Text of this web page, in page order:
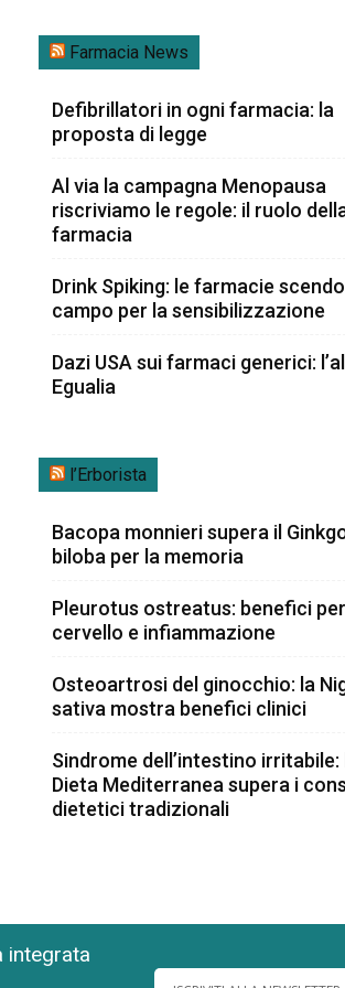
Farmacia News
Defibrillatori in ogni farmacia: la
proposta di legge
Al via la campagna Menopausa
riscriviamo le regole: il ruolo
farmacia
Drink Spiking: le farmacie
campo per la sensibilizzazione
Dazi USA sui farmaci generici:
Egualia
l’Erborista
Bacopa monnieri supera il
biloba per la memoria
Pleurotus ostreatus: benefici per
cervello e infiammazione
Osteoartrosi del ginocchio: la
sativa mostra benefici clinici
Sindrome dell’intestino irritabile:
Dieta Mediterranea supera i
dietetici tradizionali
integrata